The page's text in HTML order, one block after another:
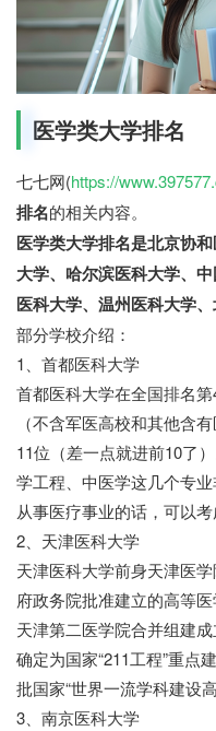
医学类大学排名
七七网(https://
排名的相关内容。
医学类大学排名是北京协
大学、哈尔滨医科大学、
医科大学、温州医科大学
部分学校介绍：
1、首都医科大学
首都医科大学在全国排名
（不含军医高校和其他含
11位（差一点就进前10了
学工程、中医学这几个专
从事医疗事业的话，可以考
2、天津医科大学
天津医科大学前身天津医
府政务院批准建立的高等
天津第二医学院合并组建
确定为国家“211工程”重点
批国家“世界一流学科建设高
3、南京医科大学